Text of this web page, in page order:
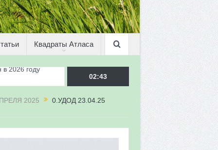
Квадраты Атласа
02:43
2025 0.УДОД 23.04.25